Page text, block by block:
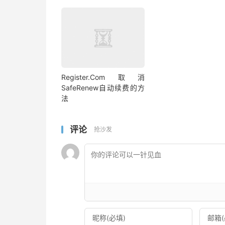
Register.Com取消
SafeRenew自动续费的方
法
评论 抢沙发